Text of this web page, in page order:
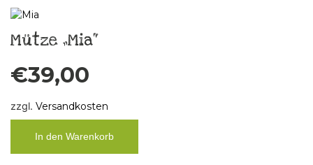
Mütze „Mia“
€39,00
zzgl. Versandkosten
In den Warenkorb